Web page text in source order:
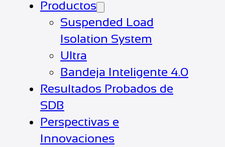
Productos
Suspended Load
Isolation System
Ultra
Bandeja Inteligente 4.0
Resultados Probados de
SDB
Perspectivas e
Innovaciones